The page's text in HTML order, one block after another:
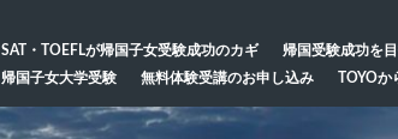
SAT・TOEFLが帰国子女受験成功のカギ 帰国受験成功を
帰国子女大学受験
無料体験受講のお申し込み TOYOか